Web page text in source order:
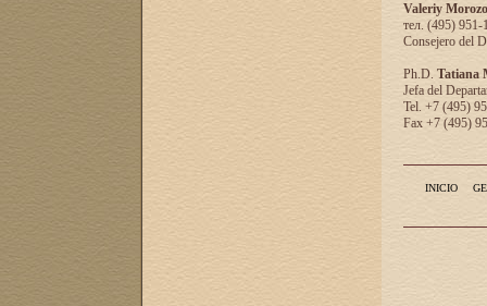
Valeriy
тел. (495) 951-
Consejero del
Ph.D. Tatiana
Jefa del
Tel. +7 (495)
Fax +7 (495)
INICIO